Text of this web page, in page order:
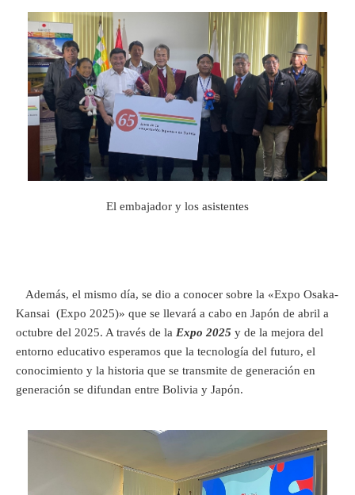
El embajador y los asistentes
Además, el mismo día, se dio a conocer sobre la «Expo Osaka-
Kansai (Expo 2025)» que se llevará a cabo en Japón de abril a
octubre del 2025. A través de la Expo 2025 y de la mejora del
entorno educativo esperamos que la tecnología del futuro, el
conocimiento y la historia que se transmite de generación en
generación se difundan entre Bolivia y Japón.